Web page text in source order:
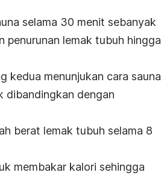
selama 30 menit sebanyak
penurunan lemak tubuh hingga
kedua menunjukan cara sauna
dibandingkan dengan
berat lemak tubuh selama 8
membakar kalori sehingga